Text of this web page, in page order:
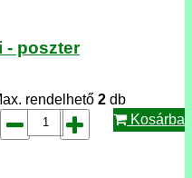
- poszter
rendelhető 2 db
Kosárba